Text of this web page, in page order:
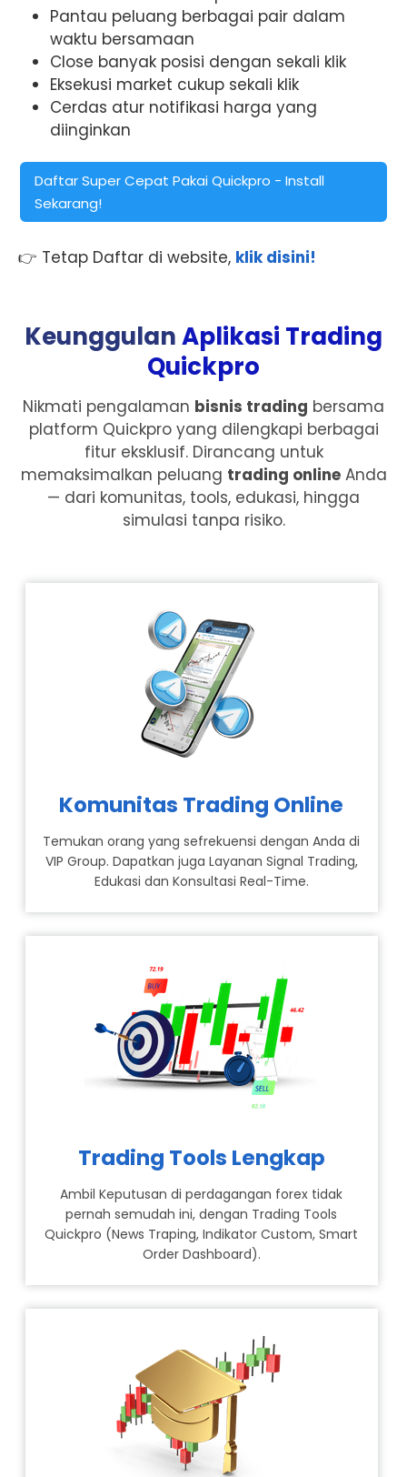
Pantau peluang berbagai pair dalam
waktu bersamaan
Close banyak posisi dengan sekali klik
Eksekusi market cukup sekali klik
Cerdas atur notifikasi harga yang
diinginkan
Daftar Super Cepat Pakai Quickpro - Install
Sekarang!
👉 Tetap Daftar di website, klik disini!
KeunggulanAplikasi Trading
Quickpro
Nikmati pengalaman bisnis trading bersama
platform Quickpro yang dilengkapi berbagai
fitur eksklusif. Dirancang untuk
memaksimalkan peluang trading onlineAnda
— dari komunitas, tools, edukasi, hingga
simulasi tanpa risiko.
Komunitas Trading Online
Temukan orang yang sefrekuensi dengan Anda di
VIP Group. Dapatkan juga Layanan Signal Trading,
Edukasi dan Konsultasi Real-Time.
Trading Tools Lengkap
Ambil Keputusan di perdagangan forex tidak
pernah semudah ini, dengan Trading Tools
Quickpro (News Traping, Indikator Custom, Smart
Order Dashboard).